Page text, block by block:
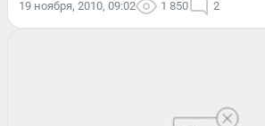
19 ноября, 2010, 09:02 1 850 2